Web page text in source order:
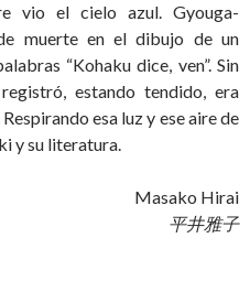
vio el cielo azul. Gyouga-
muerte en el dibujo de un
“Kohaku dice, ven”. Sin
estando tendido, era
esa luz y ese aire de
y su literatura.
Masako Hirai
平井雅子